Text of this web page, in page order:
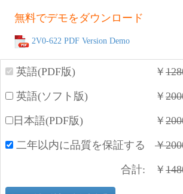
無料でデモをダウンロード
2V0-622 PDF Version Demo
英語(PDF版) ￥
英語(ソフト版) ￥
日本語(PDF版) ￥
二年以内に品質を保証する ￥
合計: ￥